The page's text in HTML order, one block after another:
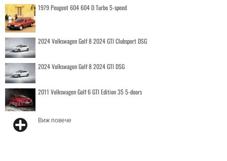
1979 Peugeot 604 604 D Turbo 5-speed
2024 Volkswagen Golf 8 2024 GTI Clubsport DSG
2024 Volkswagen Golf 8 2024 GTI DSG
2011 Volkswagen Golf 6 GTI Edition 35 5-doors
Виж повече